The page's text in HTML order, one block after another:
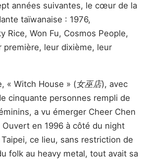
années suivantes, le cœur de la
taïwanaise : 1976,
Rice, Won Fu, Cosmos People,
première, leur dixième, leur
« Witch House » (女巫店), avec
cinquante personnes rempli de
a vu émerger Cheer Chen
en 1996 à côté du night
ce lieu, sans restriction de
folk au heavy metal, tout avait sa